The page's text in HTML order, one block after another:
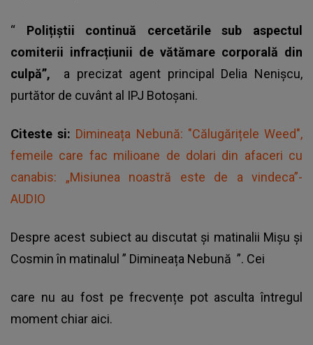
“ Polițiștii continuă cercetările sub aspectul
comiterii infracțiunii de vătămare corporală din
culpă”, a precizat agent principal Delia Nenișcu,
purtător de cuvânt al IPJ Botoșani.
Citeste si: Dimineața Nebună: "Călugărițele Weed",
femeile care fac milioane de dolari din afaceri cu
canabis: „Misiunea noastră este de a vindeca”-
AUDIO
Despre acest subiect au discutat și matinalii Mișu și
Cosmin în matinalul ” Dimineața Nebună ”. Cei
care nu au fost pe frecvențe pot asculta întregul
moment chiar aici.